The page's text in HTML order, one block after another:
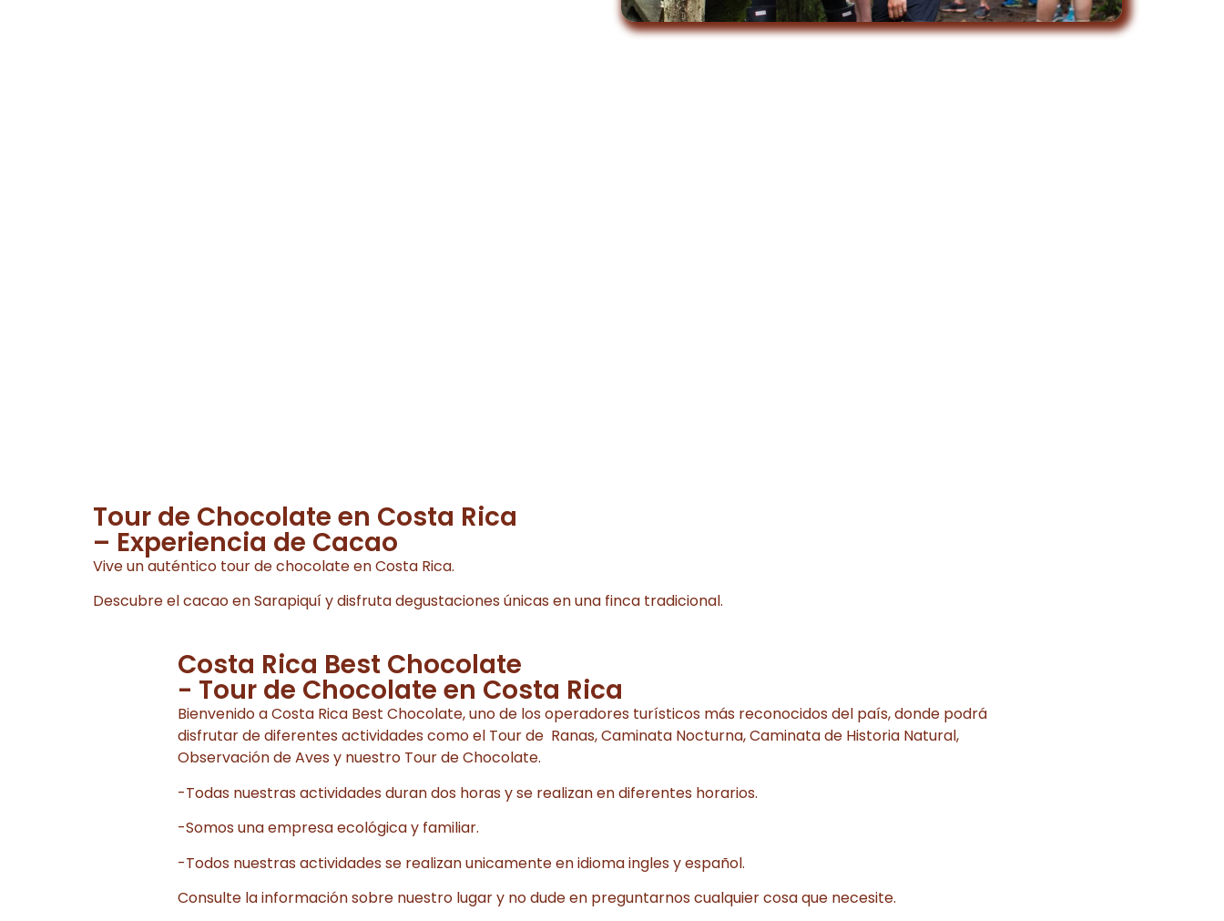
Tour de Chocolate en Costa Rica
– Experiencia de Cacao
Vive un auténtico tour de chocolate en Costa Rica.
Descubre el cacao en Sarapiquí y disfruta degustaciones únicas en una finca tradicional.
Costa Rica Best Chocolate
- Tour de Chocolate en Costa Rica
Bienvenido a Costa Rica Best Chocolate, uno de los operadores turísticos más reconocidos del país, donde podrá
disfrutar de diferentes actividades como el Tour de Ranas, Caminata Nocturna, Caminata de Historia Natural,
Observación de Aves y nuestro Tour de Chocolate.
-Todas nuestras actividades duran dos horas y se realizan en diferentes horarios.
-Somos una empresa ecológica y familiar.
-Todos nuestras actividades se realizan unicamente en idioma ingles y español.
Consulte la información sobre nuestro lugar y no dude en preguntarnos cualquier cosa que necesite.